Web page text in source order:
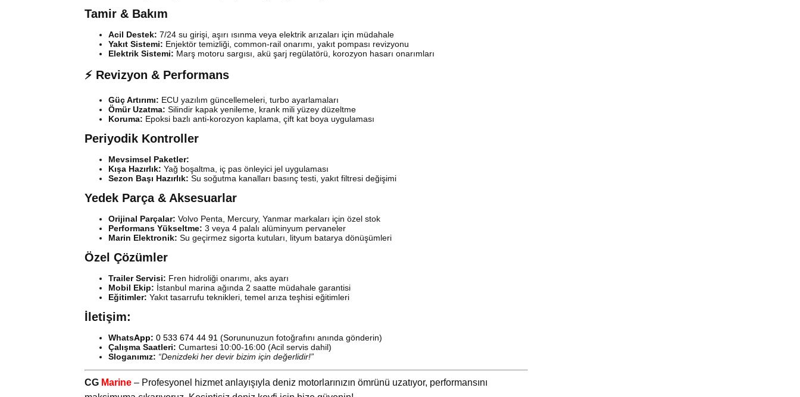
Tamir & Bakım
Acil Destek: 7/24 su girişi, aşırı ısınma veya elektrik arızaları için müdahale
Yakıt Sistemi: Enjektör temizliği, common-rail onarımı, yakıt pompası revizyonu
Elektrik Sistemi: Marş motoru sargısı, akü şarj regülatörü, korozyon hasarı onarımları
⚡ Revizyon & Performans
Güç Artırımı: ECU yazılım güncellemeleri, turbo ayarlamaları
Ömür Uzatma: Silindir kapak yenileme, krank mili yüzey düzeltme
Koruma: Epoksi bazlı anti-korozyon kaplama, çift kat boya uygulaması
Periyodik Kontroller
Mevsimsel Paketler:
Kışa Hazırlık: Yağ boşaltma, iç pas önleyici jel uygulaması
Sezon Başı Hazırlık: Su soğutma kanalları basınç testi, yakıt filtresi değişimi
Yedek Parça & Aksesuarlar
Orijinal Parçalar: Volvo Penta, Mercury, Yanmar markaları için özel stok
Performans Yükseltme: 3 veya 4 palalı alüminyum pervaneler
Marin Elektronik: Su geçirmez sigorta kutuları, lityum batarya dönüşümleri
Özel Çözümler
Trailer Servisi: Fren hidroliği onarımı, aks ayarı
Mobil Ekip: İstanbul marina ağında 2 saatte müdahale garantisi
Eğitimler: Yakıt tasarrufu teknikleri, temel arıza teşhisi eğitimleri
İletişim:
WhatsApp: 0 533 674 44 91 (Sorununuzun fotoğrafını anında gönderin)
Çalışma Saatleri: Cumartesi 10:00-16:00 (Acil servis dahil)
Sloganımız: “Denizdeki her devir bizim için değerlidir!”
CG Marine – Profesyonel hizmet anlayışıyla deniz motorlarınızın ömrünü uzatıyor, performansını